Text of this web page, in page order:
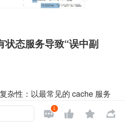
状态服务导致“误中副
杂性：以最常见的 cache 服务
通过效果异常的 queryID 通过
原因。但显然搜索在线系统不可

1   